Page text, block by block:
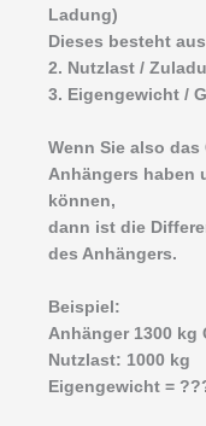
Ladung)
Dieses besteht
2. Nutzlast /
3. Eigengewicht /
Wenn Sie also das
Anhängers haben
können,
dann ist die
des Anhängers.
Beispiel:
Anhänger 1300 kg
Nutzlast: 1000 kg
Eigengewicht =